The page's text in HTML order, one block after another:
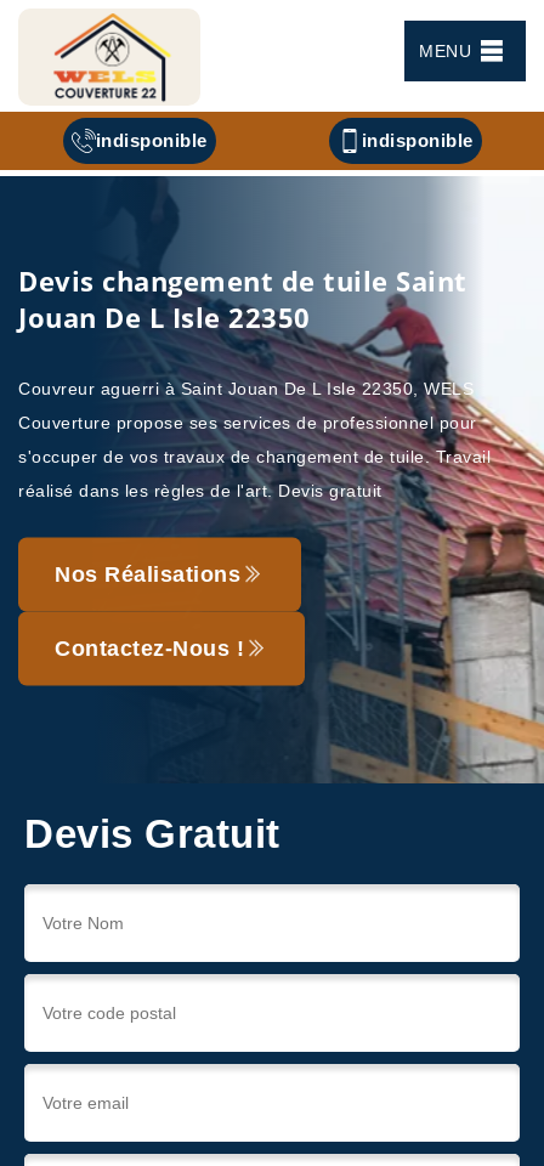
MENU
indisponible indisponible
Devis changement de tuile Saint
Jouan De L Isle 22350
Couvreur aguerri à Saint Jouan De L Isle 22350, WELS
Couverture propose ses services de professionnel pour
s'occuper de vos travaux de changement de tuile. Travail
réalisé dans les règles de l'art. Devis gratuit
Nos Réalisations
Contactez-Nous !
Devis Gratuit